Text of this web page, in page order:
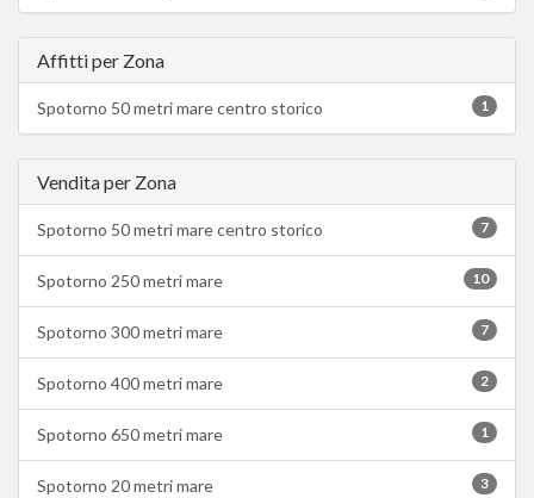
Affitti per Zona
1
Spotorno 50 metri mare centro storico
Vendita per Zona
7
Spotorno 50 metri mare centro storico
10
Spotorno 250 metri mare
7
Spotorno 300 metri mare
2
Spotorno 400 metri mare
1
Spotorno 650 metri mare
3
Spotorno 20 metri mare